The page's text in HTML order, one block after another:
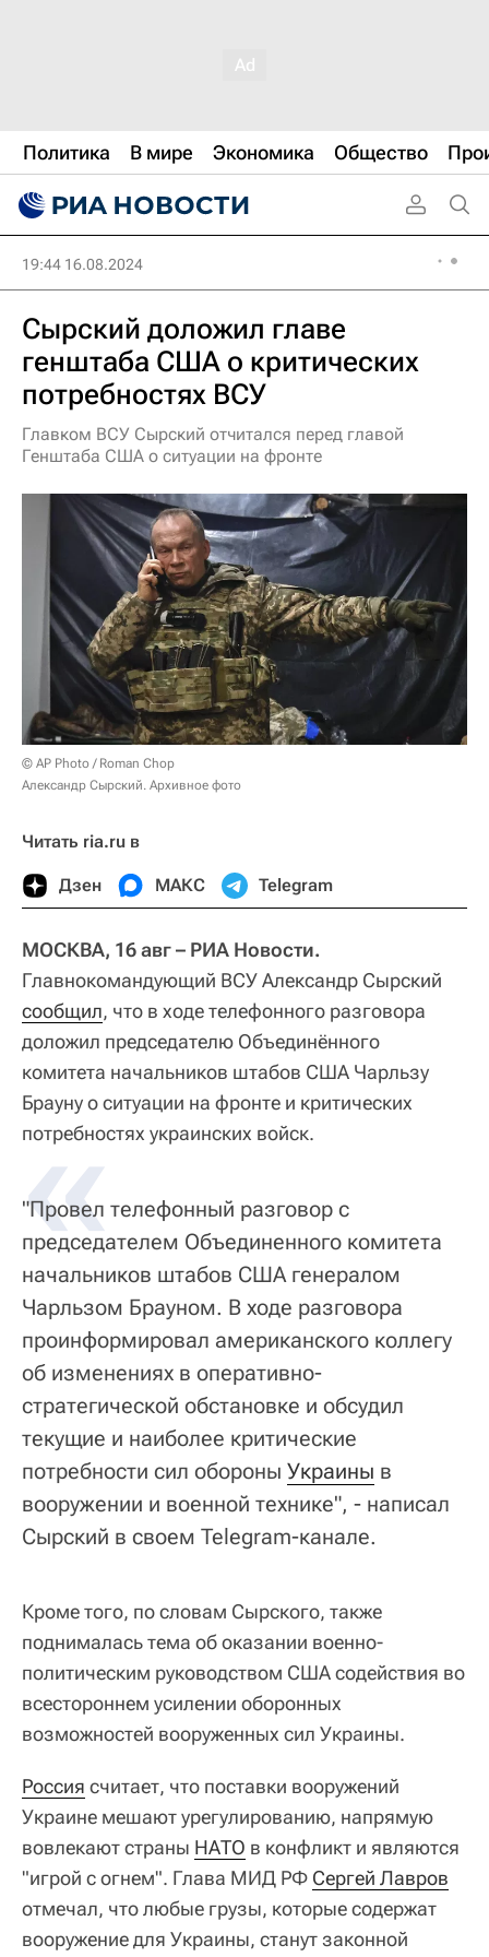
Политика В мире Экономика Общество
19:44 16.08.2024
Сырский доложил главе
генштаба США о критических
потребностях ВСУ
Главком ВСУ Сырский отчитался перед главой
Генштаба США о ситуации на фронте
© AP Photo / Roman Chop
Александр Сырский. Архивное фото
Читать ria.ru в
Дзен МАКС Telegram
МОСКВА, 16 авг – РИА Новости.
Главнокомандующий ВСУ Александр Сырский
сообщил, что в ходе телефонного разговора
доложил председателю Объединённого
комитета начальников штабов США Чарльзу
Брауну о ситуации на фронте и критических
потребностях украинских войск.
«
"Провел телефонный разговор с
председателем Объединенного комитета
начальников штабов США генералом
Чарльзом Брауном. В ходе разговора
проинформировал американского коллегу
об изменениях в оперативно-
стратегической обстановке и обсудил
текущие и наиболее критические
потребности сил обороны Украины в
вооружении и военной технике", - написал
Сырский в своем Telegram-канале.
Кроме того, по словам Сырского, также
поднималась тема об оказании военно-
политическим руководством США содействия во
всестороннем усилении оборонных
возможностей вооруженных сил Украины.
Россия считает, что поставки вооружений
Украине мешают урегулированию, напрямую
вовлекают страны НАТО в конфликт и являются
"игрой с огнем". Глава МИД РФ Сергей Лавров
отмечал, что любые грузы, которые содержат
вооружение для Украины, станут законной